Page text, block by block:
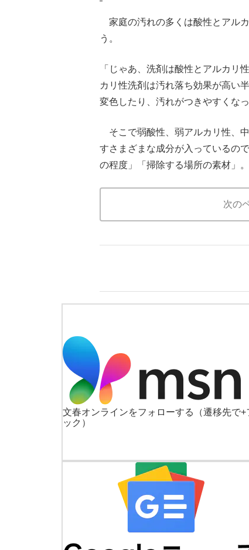
家庭の汚れの多くは酸性とアル
う。
「じゃあ、洗剤は酸性とアルカリ
カリ性洗剤は汚れ落ち効果が高い
変色したり、汚れがつきやすくな
そこで弱酸性、弱アルカリ性、
すさまざまな成分が入っているの
の程度」「掃除する場所の素材」
次の
文春オンラインをフォローする
（遷移先で
ック）